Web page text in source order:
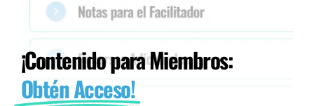
¡Contenido para Miembros:
Obtén Acceso!